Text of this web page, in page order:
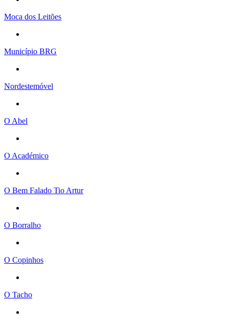
Moca dos Leitões
Município BRG
Nordestemóvel
O Abel
O Académico
O Bem Falado Tio Artur
O Borralho
O Copinhos
O Tacho